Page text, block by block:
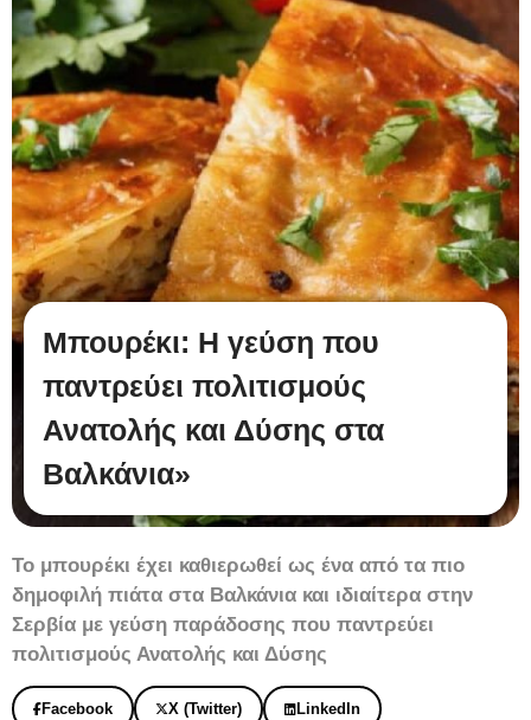
Μπουρέκι: Η γεύση που
παντρεύει πολιτισμούς
Ανατολής και Δύσης στα
Βαλκάνια»
Το μπουρέκι έχει καθιερωθεί ως ένα από τα πιο
δημοφιλή πιάτα στα Βαλκάνια και ιδιαίτερα στην
Σερβία με γεύση παράδοσης που παντρεύει
πολιτισμούς Ανατολής και Δύσης
Facebook X (Twitter) LinkedIn